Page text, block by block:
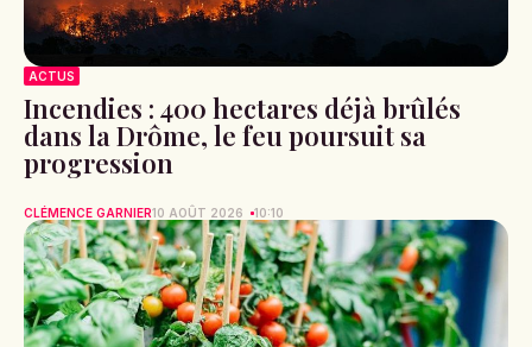
ACTUS
Incendies : 400 hectares déjà brûlés
dans la Drôme, le feu poursuit sa
progression
CLÉMENCE GARNIER10 AOÛT 2026 10:10